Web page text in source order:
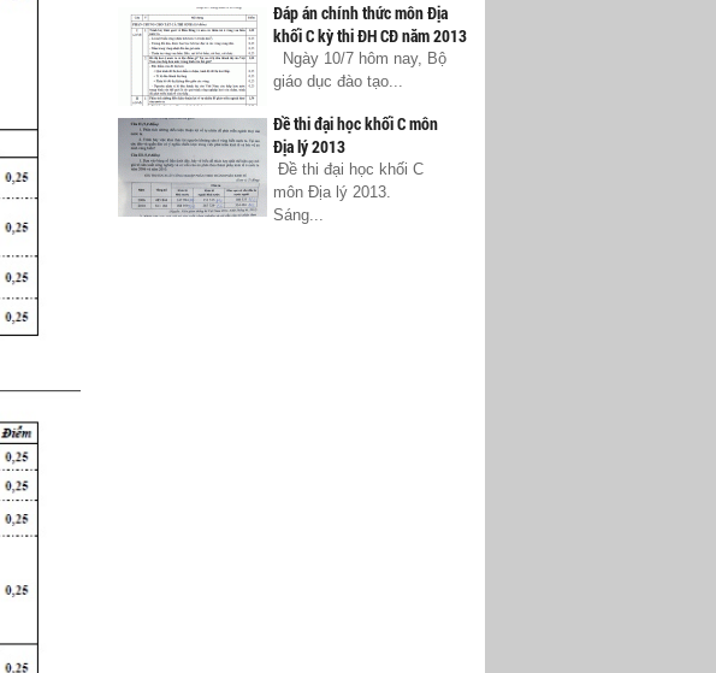
Đáp án chính thức môn Địa
khối C kỳ thi ĐH CĐ năm 2013
Ngày 10/7 hôm nay, Bộ
giáo dục đào tạo...
Đề thi đại học khối C môn
Địa lý 2013
Đề thi đại học khối C
môn Địa lý 2013.
Sáng...